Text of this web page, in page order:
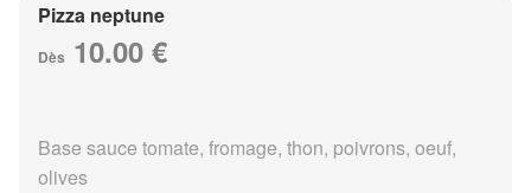
Pizza neptune
Dès 10.00 €
Base sauce tomate, fromage, thon, poivrons, oeuf,
olives